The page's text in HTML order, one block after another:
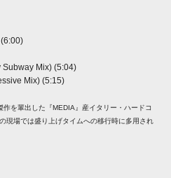
Subway Mix) (5:04)
Mix) (5:15)
を輩出した『MEDIA』産イタリー・ハードコ
現場では盛り上げタイムへの移行時に多用され